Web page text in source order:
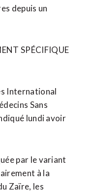
depuis un
SPÉCIFIQUE
International
Sans
lundi avoir
par le variant
à la
Zaïre, les